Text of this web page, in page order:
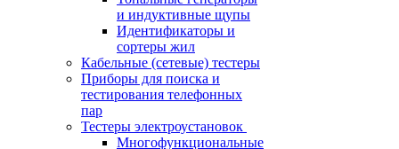
и индуктивные щупы
Идентификаторы и
сортеры жил
Кабельные (сетевые) тестеры
Приборы для поиска и
тестирования телефонных
пар
Тестеры электроустановок
Многофункциональные